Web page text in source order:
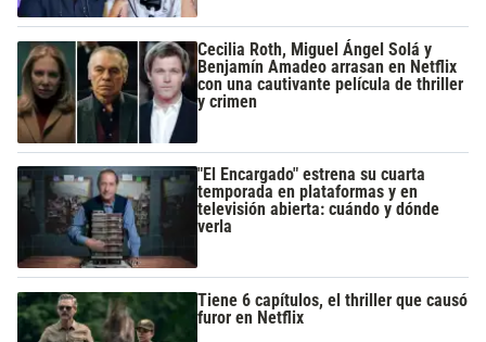
Cecilia Roth, Miguel Ángel Solá y
Benjamín Amadeo arrasan en Netflix
con una cautivante película de thriller
y crimen
"El Encargado" estrena su cuarta
temporada en plataformas y en
televisión abierta: cuándo y dónde
verla
Tiene 6 capítulos, el thriller que causó
furor en Netflix